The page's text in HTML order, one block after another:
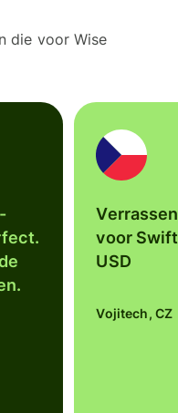
die voor Wise
voor
USD
Vojitech, CZ